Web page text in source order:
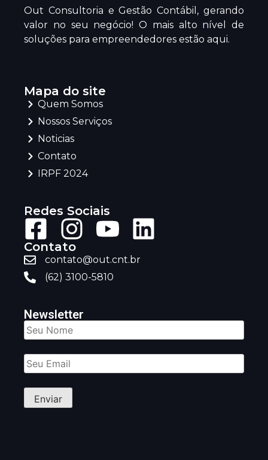
Out Consultoria e Gestão Contábil, gerando
valor no seu negócio! O mais alto nível de
soluções para empreendedores estão aqui.
Mapa do site
Quem Somos
Nossos Serviços
Noticias
Contato
IRPF 2024
Redes Sociais
Contato
contato@out.cnt.br
(62) 3100-5810
Newsletter